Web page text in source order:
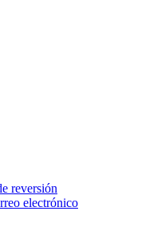
reversión
electrónico